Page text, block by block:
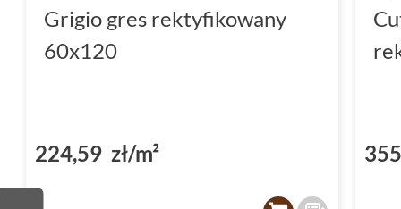
Grigio gres rektyfikowany
60x120
224,59 zł/m²